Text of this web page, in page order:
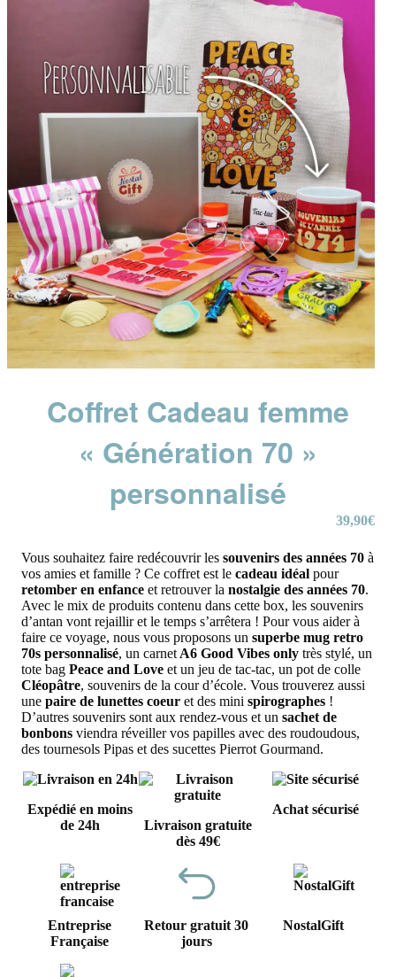
Coffret Cadeau femme
« Génération 70 »
personnalisé
39,90€
Vous souhaitez faire redécouvrir les souvenirs des années 70 à
vos amies et famille ? Ce coffret est le cadeau idéal pour
retomber en enfance et retrouver la nostalgie des années 70.
Avec le mix de produits contenu dans cette box, les souvenirs
d’antan vont rejaillir et le temps s’arrêtera ! Pour vous aider à
faire ce voyage, nous vous proposons un superbe mug retro
70s personnalisé, un carnet A6 Good Vibes only très stylé, un
tote bag Peace and Love et un jeu de tac-tac, un pot de colle
Cléopâtre, souvenirs de la cour d’école. Vous trouverez aussi
une paire de lunettes coeur et des mini spirographes !
D’autres souvenirs sont aux rendez-vous et un sachet de
bonbons viendra réveiller vos papilles avec des roudoudous,
des tournesols Pipas et des sucettes Pierrot Gourmand.
Expédié en moins
de 24h
Livraison gratuite
dès 49€
Achat sécurisé
Entreprise
Française
Retour gratuit 30
jours
NostalGift